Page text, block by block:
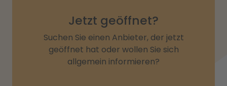
Jetzt geöffnet?
Suchen Sie einen Anbieter, der jetzt
geöffnet hat oder wollen Sie sich
allgemein informieren?